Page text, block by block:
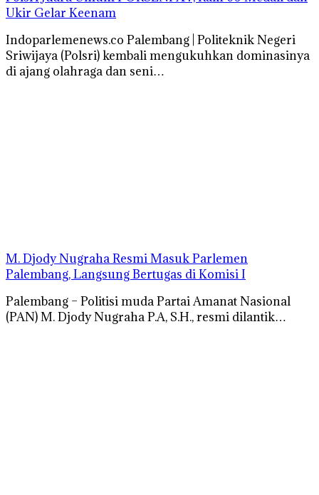
Ukir Gelar Keenam
Indoparlemenews.co Palembang | Politeknik Negeri
Sriwijaya (Polsri) kembali mengukuhkan dominasinya
di ajang olahraga dan seni…
M. Djody Nugraha Resmi Masuk Parlemen
Palembang, Langsung Bertugas di Komisi I
Palembang – Politisi muda Partai Amanat Nasional
(PAN) M. Djody Nugraha P.A, S.H., resmi dilantik…